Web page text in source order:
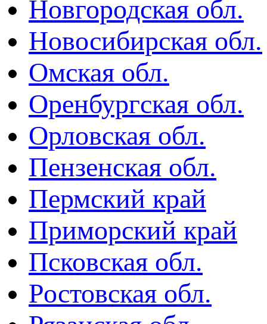
Новгородская обл.
Новосибирская обл.
Омская обл.
Оренбургская обл.
Орловская обл.
Пензенская обл.
Пермский край
Приморский край
Псковская обл.
Ростовская обл.